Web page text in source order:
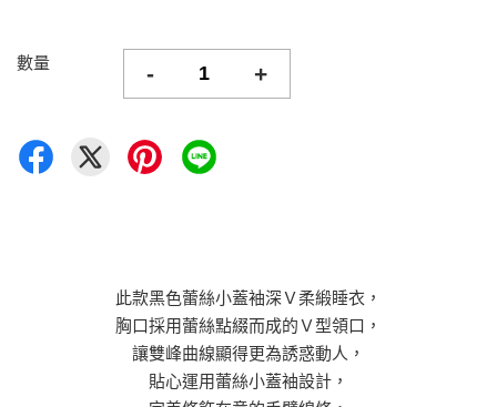
數量 - +
此款黑色蕾絲小蓋袖深Ｖ柔緞睡衣，
胸口採用蕾絲點綴而成的Ｖ型領口，
讓雙峰曲線顯得更為誘惑動人，
貼心運用蕾絲小蓋袖設計，